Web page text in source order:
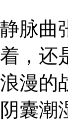
静脉曲
着，还
浪漫的
阴囊潮